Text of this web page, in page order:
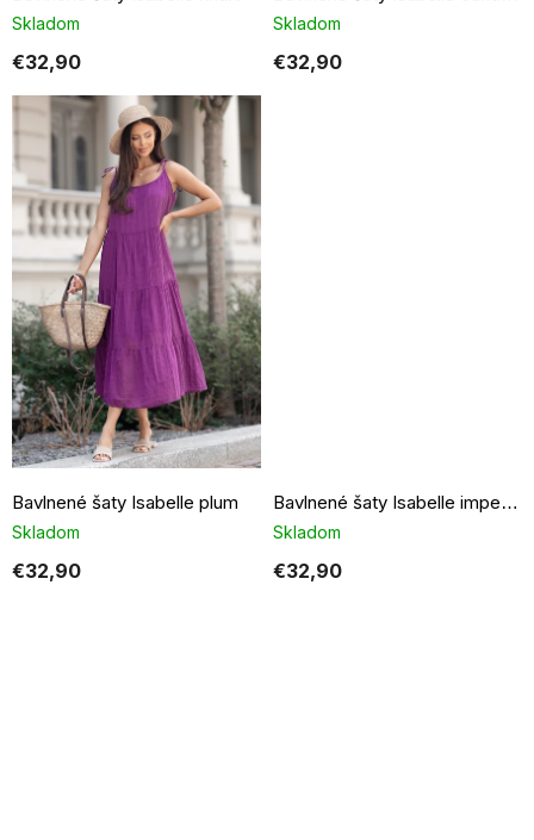
Skladom
€32,90
Skladom
€32,90
Bavlnené šaty Isabelle plum
Skladom
€32,90
Bavlnené šaty Isabelle imperial blue
Skladom
€32,90